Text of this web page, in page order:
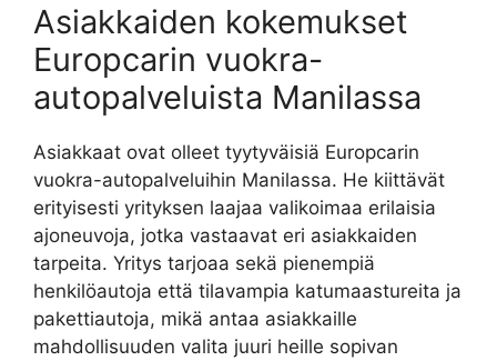
Asiakkaiden kokemukset
Europcarin vuokra-
autopalveluista Manilassa
Asiakkaat ovat olleet tyytyväisiä Europcarin
vuokra-autopalveluihin Manilassa. He kiittävät
erityisesti yrityksen laajaa valikoimaa erilaisia
ajoneuvoja, jotka vastaavat eri asiakkaiden
tarpeita. Yritys tarjoaa sekä pienempiä
henkilöautoja että tilavampia katumaastureita ja
pakettiautoja, mikä antaa asiakkaille
mahdollisuuden valita juuri heille sopivan